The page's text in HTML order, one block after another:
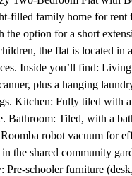
filled family home for rent
the option for a short
the flat is located in
Inside you’ll find:
plus a hanging
Kitchen: Fully tiled with
Bathroom: Tiled, with a
robot vacuum for
the shared community
Pre-schooler furniture